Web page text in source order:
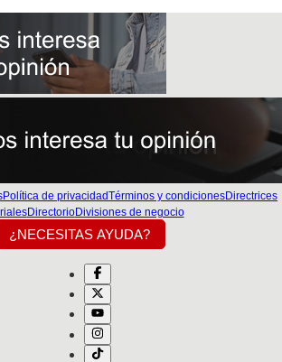
Política de privacidadTérminos y condicionesDirectrices
DirectorioDivisiones de negocio
¿NECESITAS AYUDA?